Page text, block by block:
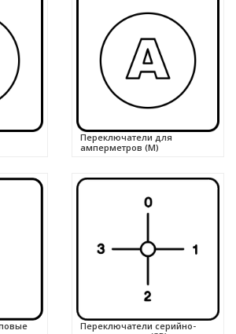
Переключатели для
амперметров (M)
Переключатели серийно-